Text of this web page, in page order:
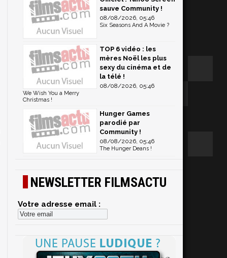
sauve Community !
08/08/2026, 05:46
Six Seasons And A Movie ?
TOP 6 vidéo : les
mères Noël les plus
sexy du cinéma et de
la télé !
08/08/2026, 05:46
We Wish You a Merry
Christmas !
Hunger Games
parodié par
Community !
08/08/2026, 05:46
The Hunger Deans !
NEWSLETTER FILMSACTU
Votre adresse email :